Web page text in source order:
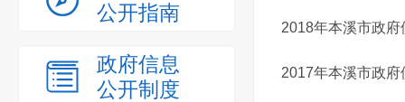
公开指南
政府信息
公开制度
2018年本溪市政
2017年本溪市政